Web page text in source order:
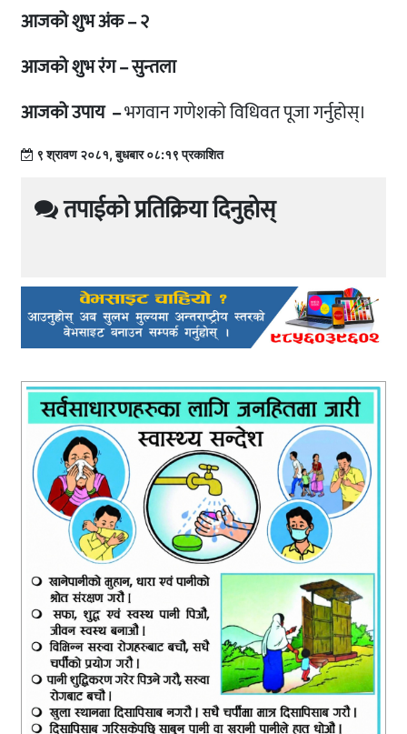
आजको शुभ अंक – २
आजको शुभ रंग – सुन्तला
आजको उपाय –भगवान गणेशको विधिवत पूजा गर्नुहोस्।
९ श्रावण २०८१, बुधबार ०८:१९ प्रकाशित
तपाईको प्रतिक्रिया दिनुहोस्